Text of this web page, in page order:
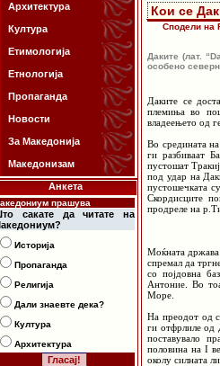
Архитектура
Култура
Етимологија
Етнологија
Пропаганда
Новости
За Македонија
Македонизам
Анкета
прашува
сакате да читате на
Историја
Пропаганда
Религија
Дали знаевте дека?
Култура
Архитектура
Кои се
Сподели на
Даките (лат.
особено
Даките се
племиња во
владеењето од
Во средината
ги разбиваат
пустошат
под удар на
пустошечката
Скордисците
продреле на
Моќната држава
спремал да
со појдовна
Антоние. Во
Море.
На преодот од
ги отфрлиле од
поставувало
половина на I
околу силната